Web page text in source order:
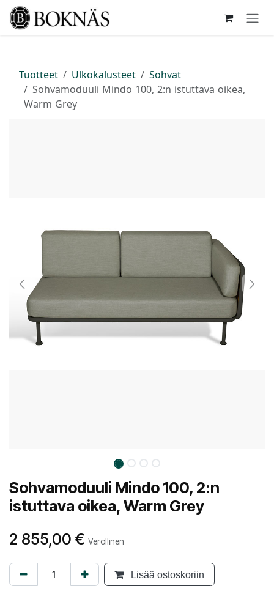
Siirry sisältöön
Tuotteet Ulkokalusteet
Sohvat
Sohvamoduuli Mindo 100, 2:n istuttava oikea,
Warm Grey
Sohvamoduuli Mindo 100, 2:n
istuttava oikea, Warm Grey
2 855,00 € Verollinen
Lisää ostoskoriin